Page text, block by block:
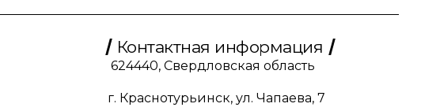
Контактная информация
624440, Свердловская область
г. Краснотурьинск, ул. Чапаева, 7